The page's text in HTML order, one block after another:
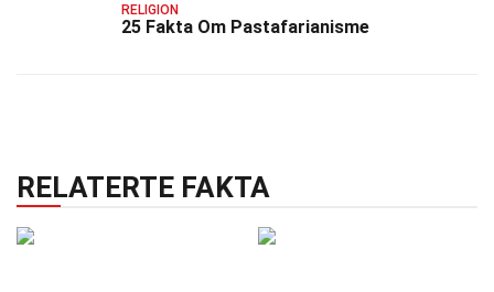
RELIGION
25 Fakta Om Pastafarianisme
RELATERTE FAKTA